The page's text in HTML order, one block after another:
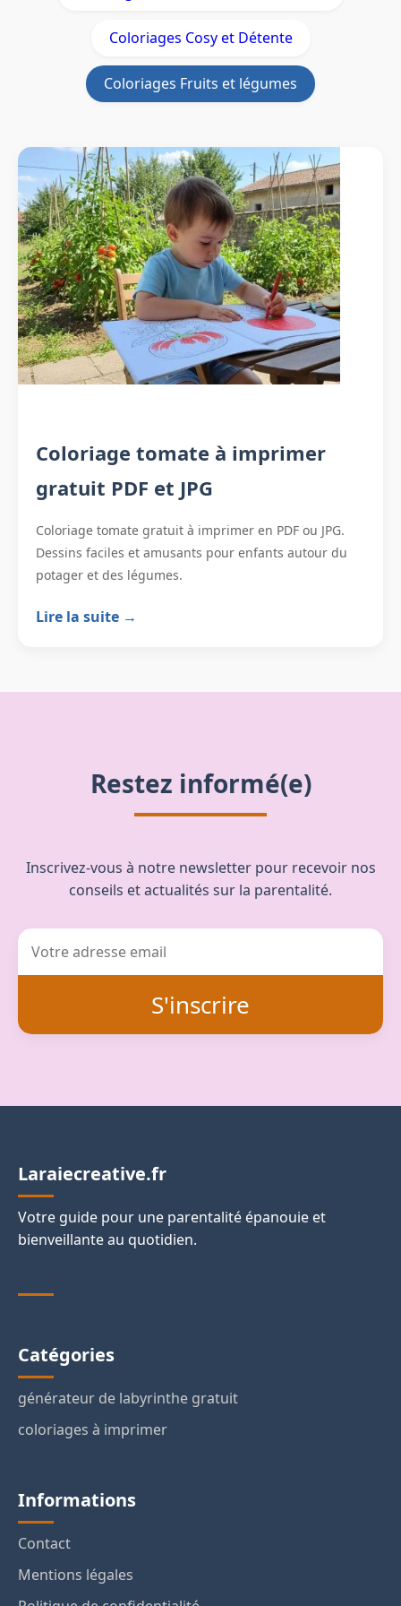
Coloriages Cosy et Détente
Coloriages Fruits et légumes
Coloriage tomate à imprimer
gratuit PDF et JPG
Coloriage tomate gratuit à imprimer en PDF ou JPG.
Dessins faciles et amusants pour enfants autour du
potager et des légumes.
Lire la suite →
Restez informé(e)
Inscrivez-vous à notre newsletter pour recevoir nos
conseils et actualités sur la parentalité.
S'inscrire
Laraiecreative.fr
Votre guide pour une parentalité épanouie et
bienveillante au quotidien.
Catégories
générateur de labyrinthe gratuit
coloriages à imprimer
Informations
Contact
Mentions légales